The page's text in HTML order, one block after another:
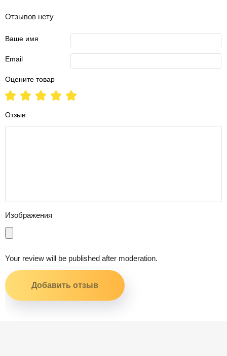
Отзывов нету
Ваше имя
Email
Оцените товар
Отзыв
Изображения
Your review will be published after moderation.